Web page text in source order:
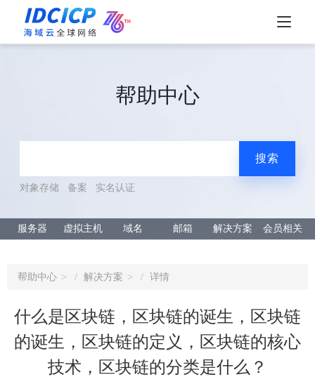
帮助中心
搜索
对象存储 备案 实名认证
服务器 虚拟主机 域名 邮箱 解决方案 会员相关
帮助中心 解决方案 详情
什么是区块链，区块链的诞生，区块链
的诞生，区块链的定义，区块链的核心
技术，区块链的分类是什么？